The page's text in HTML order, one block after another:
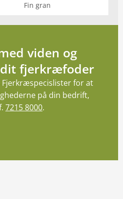
Fin gran
viden og
fjerkræfoder
Fjerkræspecislister for at
på din bedrift,
7215 8000.